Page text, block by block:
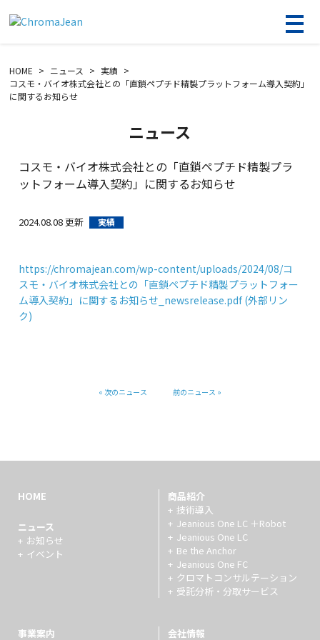
HOME ニュース
実績
コスモ・バイオ株式会社との「直鎖ペプチド精製プラットフォーム導入契約」
に関するお知らせ
ニュース
コスモ・バイオ株式会社との「直鎖ペプチド精製プラ
ットフォーム導入契約」に関するお知らせ
2024.08.08 更新 実績
https://chromajean.com/wp-content/uploads/2024/08/コ
スモ・バイオ株式会社との「直鎖ペプチド精製プラットフォー
ム導入契約」に関するお知らせ_newsrelease.pdf (外部リン
ク)
« 次のニュース 前のニュース »
HOME
ニュース
お知らせ
イベント
商品紹介
技術導入
Jeanious One LC ＋Robot
Jeanious One LC
Be the Anchor
Jeanious One FC
クロマトコンサルテーション
受託分析・分取サービス
事業案内 会社情報